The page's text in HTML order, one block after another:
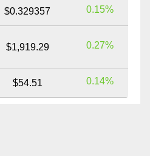
$0.329357 0.15%
$1,919.29 0.27%
$54.51 0.14%